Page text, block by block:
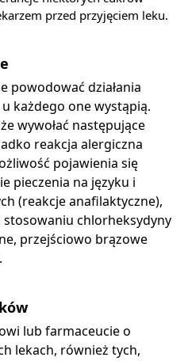
przed przyjęciem leku.
powodować działania
każdego one wystąpią.
wywołać następujące
reakcja alergiczna
pojawienia się
pieczenia na języku i
(reakcje anafilaktyczne),
stosowaniu chlorheksydyny
przejściowo brązowe
lub farmaceucie o
lekach, również tych,